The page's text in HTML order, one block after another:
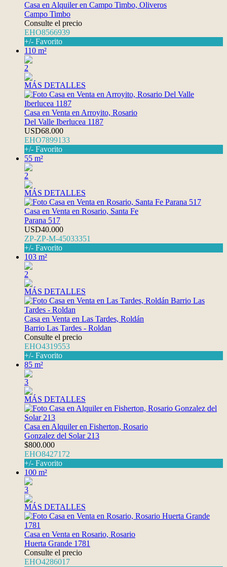
Casa en Alquiler en Campo Timbo, Oliveros
Campo Timbo
Consulte el precio
EHO8566939
+/- Favorito
110 m²
2
MÁS DETALLES
Casa en Venta en Arroyito, Rosario
Del Valle Iberlucea 1187
USD68.000
EHO7899133
+/- Favorito
55 m²
2
MÁS DETALLES
Casa en Venta en Rosario, Santa Fe
Parana 517
USD40.000
ZP-ZP-M-45033351
+/- Favorito
103 m²
2
MÁS DETALLES
Casa en Venta en Las Tardes, Roldán
Barrio Las Tardes - Roldan
Consulte el precio
EHO4319553
+/- Favorito
85 m²
3
MÁS DETALLES
Casa en Alquiler en Fisherton, Rosario
Gonzalez del Solar 213
$800.000
EHO8427172
+/- Favorito
100 m²
3
MÁS DETALLES
Casa en Venta en Rosario, Rosario
Huerta Grande 1781
Consulte el precio
EHO4286017